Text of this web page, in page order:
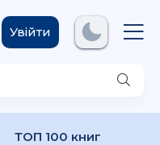
.com
Увійти
ТОП 100 книг